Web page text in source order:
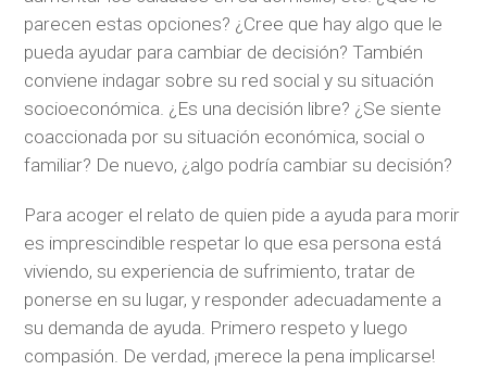
parecen estas opciones? ¿Cree que hay algo que le
pueda ayudar para cambiar de decisión? También
conviene indagar sobre su red social y su situación
socioeconómica. ¿Es una decisión libre? ¿Se siente
coaccionada por su situación económica, social o
familiar? De nuevo, ¿algo podría cambiar su decisión?
Para acoger el relato de quien pide a ayuda para morir
es imprescindible respetar lo que esa persona está
viviendo, su experiencia de sufrimiento, tratar de
ponerse en su lugar, y responder adecuadamente a
su demanda de ayuda. Primero respeto y luego
compasión. De verdad, ¡merece la pena implicarse!